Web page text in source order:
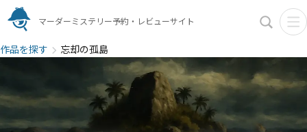
マーダーミステリー予約・レビューサイト
作品を探す 忘却の孤島